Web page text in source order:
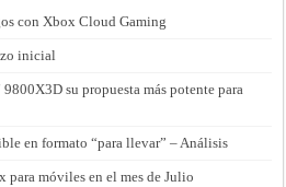
con Xbox Cloud Gaming
inicial
su propuesta más potente para
en formato “para llevar” – Análisis
móviles en el mes de Julio